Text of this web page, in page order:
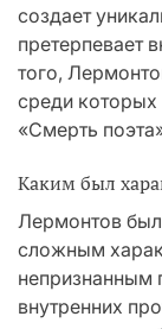
создает
претерпевает
того,
среди
«Смерть
Каким был
Лермонтов
сложным
непризнанным
внутренних